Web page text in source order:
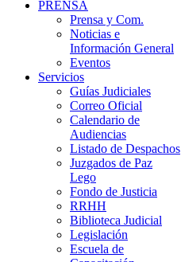
PRENSA
Prensa y Com.
Noticias e
Información General
Eventos
Servicios
Guías Judiciales
Correo Oficial
Calendario de
Audiencias
Listado de Despachos
Juzgados de Paz
Lego
Fondo de Justicia
RRHH
Biblioteca Judicial
Legislación
Escuela de